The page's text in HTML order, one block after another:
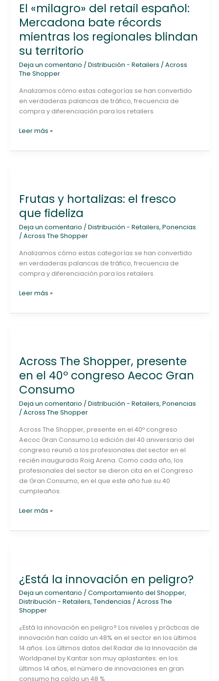
El «milagro» del retail español:
Mercadona bate récords
mientras los regionales blindan
su territorio
Deja un comentario /Distribución - Retailers /Across
The Shopper
Analizamos cómo estas categorías se han convertido
en verdaderas palancas de tráfico, frecuencia de
compra y diferenciación para los retailers.
del
retail
español:
Mercadona
bate
mientras
regionales
blindan
su
Leer más »
Frutas y hortalizas: el fresco
que fideliza
Deja un comentario /Distribución - Retailers,Ponencias
/Across The Shopper
Analizamos cómo estas categorías se han convertido
en verdaderas palancas de tráfico, frecuencia de
compra y diferenciación para los retailers.
hortalizas:
fresco
que
fideliza
Leer más »
Across The Shopper, presente
en el 40º congreso Aecoc Gran
Consumo
Deja un comentario /Distribución - Retailers,Ponencias
/Across The Shopper
Across The Shopper, presente en el 40º congreso
Aecoc Gran Consumo La edición del 40 aniversario del
congreso reunió a los profesionales del sector en el
recién inaugurado Roig Arena. Como cada año, los
profesionales del sector se dieron cita en el Congreso
de Gran Consumo, en el que este año fue su 40
cumpleaños.
Shopper,
presente
en
el
40º
congreso
Gran
Consumo
Leer más »
¿Está la innovación en peligro?
Deja un comentario /Comportamiento del Shopper,
Distribución - Retailers,Tendencias /Across The
Shopper
¿Está la innovación en peligro? Los niveles y prácticas de
innovación han caído un 48% en el sector en los últimos
14 años. Los últimos datos del Radar de la Innovación de
Worldpanel by Kantar son muy aplastantes: en los
últimos 14 años, el número de innovaciones en gran
consumo ha caído un 48 %
innovación
peligro?